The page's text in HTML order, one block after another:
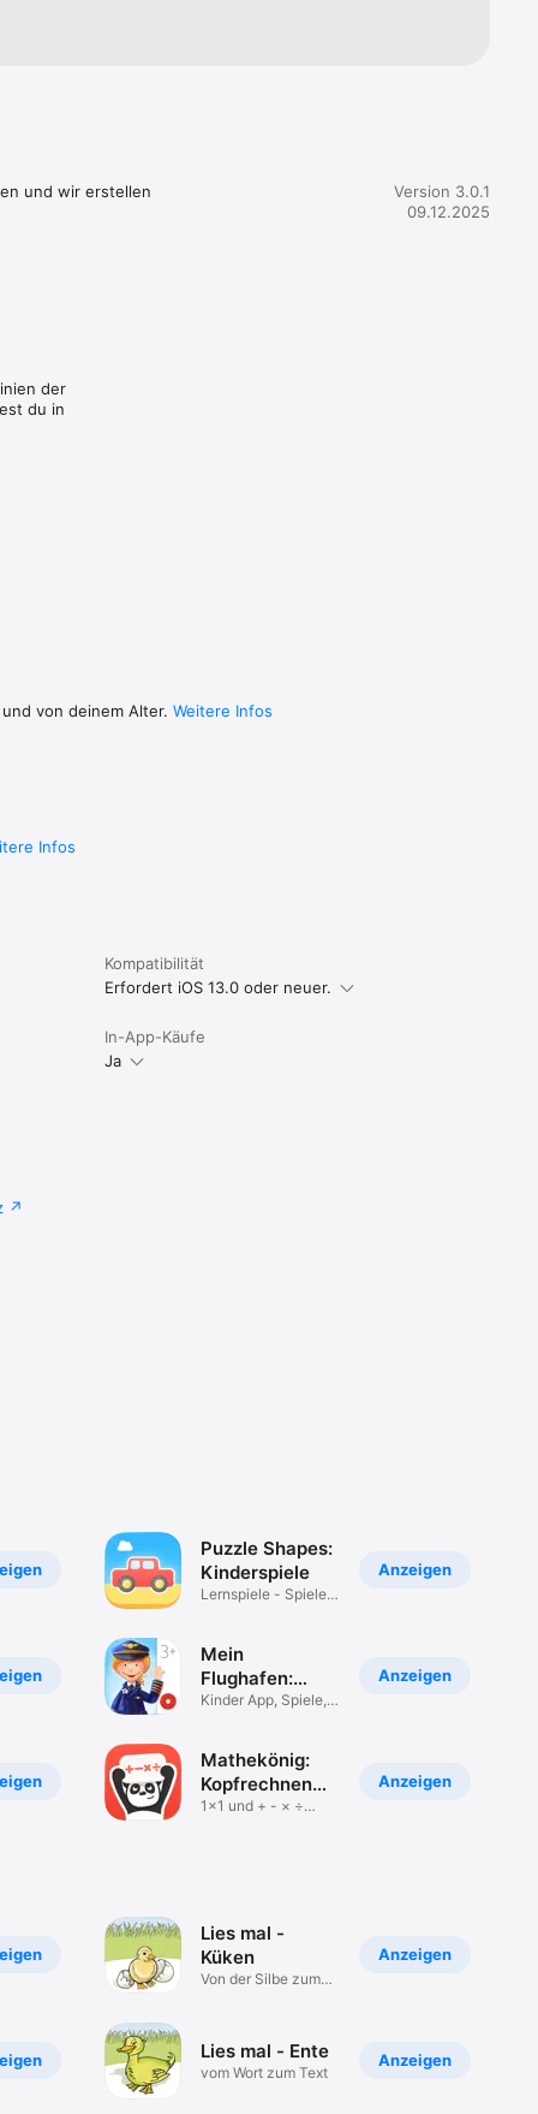
gut die
der
nicht
und wir erstellen
Version 3.0.1
09.12.2025
der
du in
von deinem Alter. Weitere Infos
Infos
Kompatibilität
Erfordert iOS 13.0 oder neuer.
In-App-Käufe
Ja
Anzeigen
Puzzle Shapes:
Kinderspiele
Lernspiele - Spiele
Anzeigen
Mein
Flughafen:
Wimmel-App
Kinder App, Spiele,
Anzeigen
Mathekönig:
Kopfrechnen
Kinder
1×1 und + - × ÷
Anzeigen
Lies mal -
Küken
Von der Silbe zum
Anzeigen
Lies mal - Ente
vom Wort zum Text